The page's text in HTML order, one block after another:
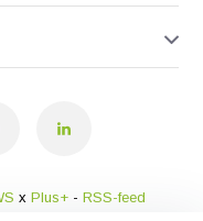
x Plus+- RSS-feed